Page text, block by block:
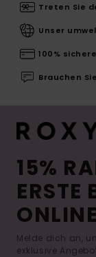
Treten Sie
Unser
100%
Brauchen
15%
ERSTE
Melde dich an,
exklusive